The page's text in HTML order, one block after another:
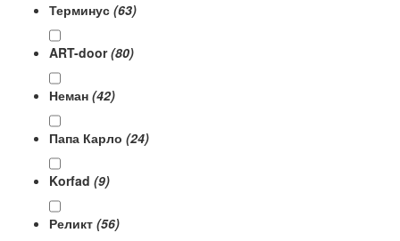
Терминус (63)
ART-door(80)
Неман (42)
Папа Карло (24)
Korfad (9)
Реликт (56)